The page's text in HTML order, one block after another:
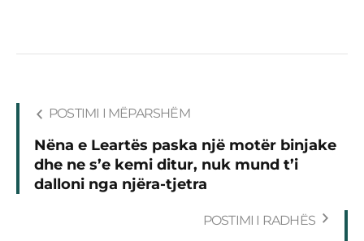
POSTIMI I MËPARSHËM
Nëna e Leartës paska një motër binjake
dhe ne s’e kemi ditur, nuk mund t’i
dalloni nga njëra-tjetra
POSTIMI I RADHËS